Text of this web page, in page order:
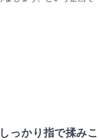
っかり指で揉みこ